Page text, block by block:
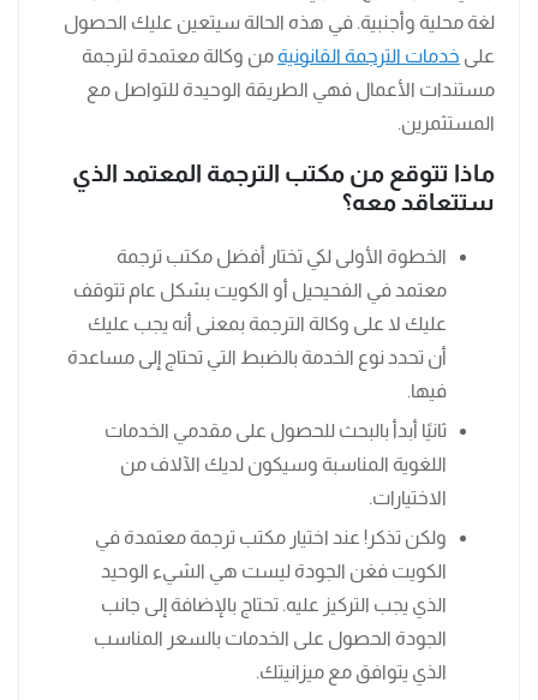
لغة محلية وأجنبية. في هذه الحالة سيتعين عليك الحصول
على خدمات الترجمة القانونية من وكالة معتمدة لترجمة
مستندات الأعمال فهي الطريقة الوحيدة للتواصل مع
المستثمرين.
ماذا تتوقع من مكتب الترجمة المعتمد الذي
ستتعاقد معه؟
الخطوة الأولى لكي تختار أفضل مكتب ترجمة
معتمد في الفحيحيل أو الكويت بشكل عام تتوقف
عليك لا على وكالة الترجمة بمعنى أنه يجب عليك
أن تحدد نوع الخدمة بالضبط التي تحتاج إلى مساعدة
فيها.
ثانيًا أبدأ بالبحث للحصول على مقدمي الخدمات
اللغوية المناسبة وسيكون لديك الآلاف من
الاختيارات.
ولكن تذكر! عند اختيار مكتب ترجمة معتمدة في
الكويت فغن الجودة ليست هي الشيء الوحيد
الذي يجب التركيز عليه. تحتاج بالإضافة إلى جانب
الجودة الحصول على الخدمات بالسعر المناسب
الذي يتوافق مع ميزانيتك.